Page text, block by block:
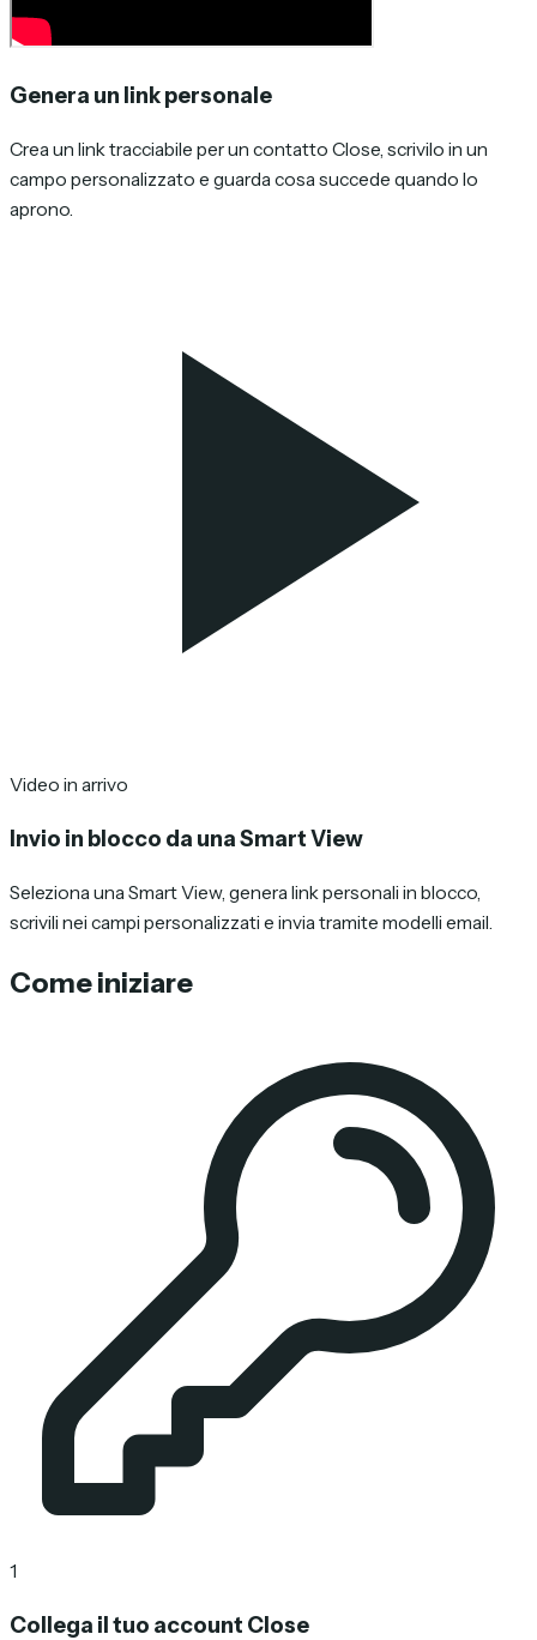
Genera un link personale
Crea un link tracciabile per un contatto Close, scrivilo in un
campo personalizzato e guarda cosa succede quando lo
aprono.
Video in arrivo
Invio in blocco da una Smart View
Seleziona una Smart View, genera link personali in blocco,
scrivili nei campi personalizzati e invia tramite modelli email.
Come iniziare
1
Collega il tuo account Close